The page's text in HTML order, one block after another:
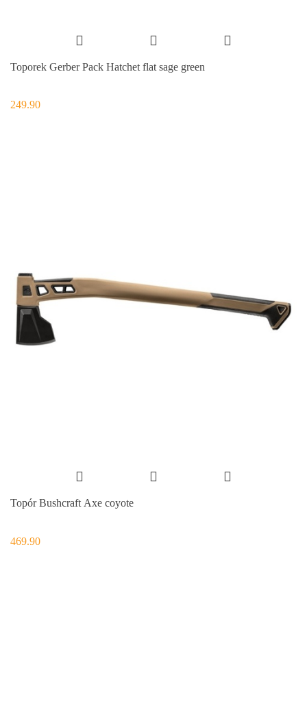
Toporek Gerber Pack Hatchet flat sage green
249.90
Topór Bushcraft Axe coyote
469.90